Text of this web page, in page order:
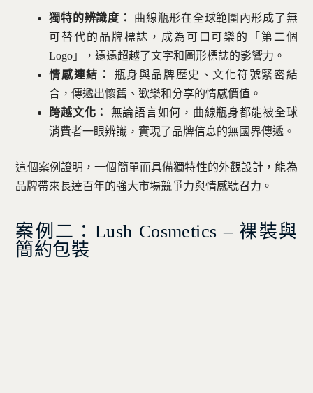
獨特的辨識度：
曲線瓶形在全球範圍內形成了無
可替代的品牌標誌，成為可口可樂的「第二個
Logo」，遠遠超越了文字和圖形標誌的影響力。
情感連結：
瓶身與品牌歷史、文化符號緊密結
合，傳遞出懷舊、歡樂和分享的情感價值。
跨越文化：
無論語言如何，曲線瓶身都能被全球
消費者一眼辨識，實現了品牌信息的無國界傳遞。
這個案例證明，一個簡單而具備獨特性的外觀設計，能為
品牌帶來長達百年的強大市場競爭力與情感號召力。
案例二：Lush Cosmetics – 裸裝與
簡約包裝